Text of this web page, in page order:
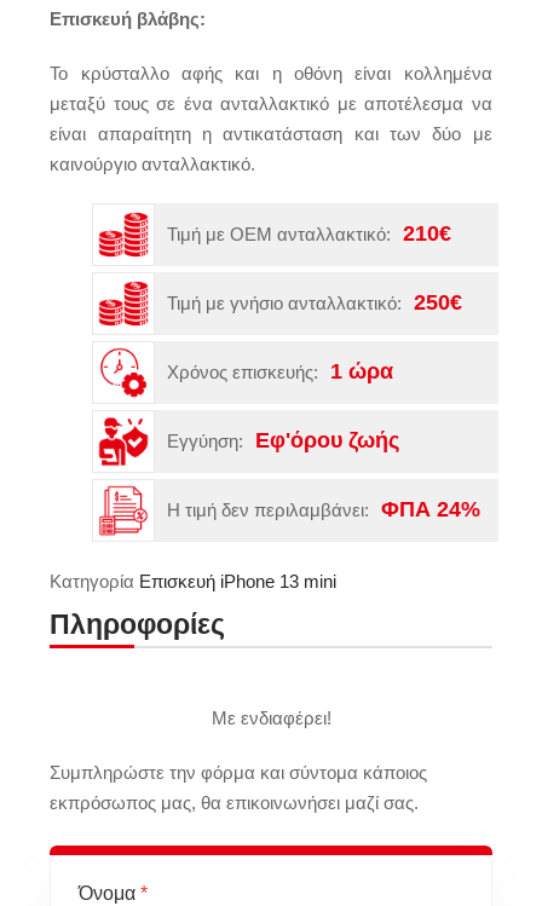
Επισκευή βλάβης:
Το κρύσταλλο αφής και η οθόνη είναι κολλημένα
μεταξύ τους σε ένα ανταλλακτικό με αποτέλεσμα να
είναι απαραίτητη η αντικατάσταση και των δύο με
καινούργιο ανταλλακτικό.
Τιμή με OEM ανταλλακτικό: 210€
Τιμή με γνήσιο ανταλλακτικό: 250€
Χρόνος επισκευής: 1 ώρα
Εγγύηση: Εφ'όρου ζωής
Η τιμή δεν περιλαμβάνει: ΦΠΑ 24%
Κατηγορία Επισκευή iPhone 13 mini
Πληροφορίες
Με ενδιαφέρει!
Συμπληρώστε την φόρμα και σύντομα κάποιος
εκπρόσωπος μας, θα επικοινωνήσει μαζί σας.
Όνομα *